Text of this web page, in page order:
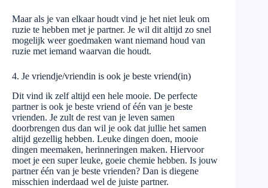
Maar als je van elkaar houdt vind je het niet leuk om
ruzie te hebben met je partner. Je wil dit altijd zo snel
mogelijk weer goedmaken want niemand houd van
ruzie met iemand waarvan die houdt.
4. Je vriendje/vriendin is ook je beste vriend(in)
Dit vind ik zelf altijd een hele mooie. De perfecte
partner is ook je beste vriend of één van je beste
vrienden. Je zult de rest van je leven samen
doorbrengen dus dan wil je ook dat jullie het samen
altijd gezellig hebben. Leuke dingen doen, mooie
dingen meemaken, herinneringen maken. Hiervoor
moet je een super leuke, goeie chemie hebben. Is jouw
partner één van je beste vrienden? Dan is diegene
misschien inderdaad wel de juiste partner.